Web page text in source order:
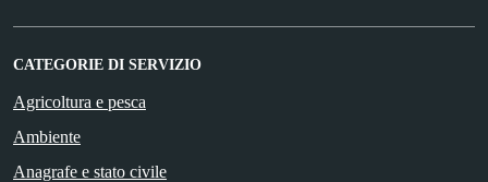
CATEGORIE DI SERVIZIO
Agricoltura e pesca
Ambiente
Anagrafe e stato civile